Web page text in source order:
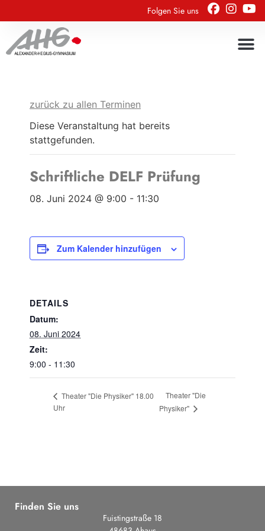
Folgen Sie uns
zurück zu allen Terminen
Diese Veranstaltung hat bereits
stattgefunden.
Schriftliche DELF Prüfung
08. Juni 2024 @ 9:00 - 11:30
Zum Kalender hinzufügen
DETAILS
Datum:
08. Juni 2024
Zeit:
9:00 - 11:30
Theater "Die Physiker" 18.00
Uhr
Theater "Die
Physiker"
Finden Sie uns
Fuistingstraße 18